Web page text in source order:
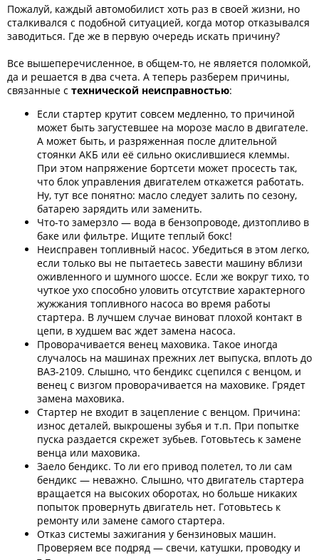
Пожалуй, каждый автомобилист хоть раз в своей жизни, но
сталкивался с подобной ситуацией, когда мотор отказывался
заводиться. Где же в первую очередь искать причину?
Все вышеперечисленное, в общем-то, не является поломкой,
да и решается в два счета. А теперь разберем причины,
связанные с технической неисправностью:
Если стартер крутит совсем медленно, то причиной
может быть загустевшее на морозе масло в двигателе.
А может быть, и разряженная после длительной
стоянки АКБ или её сильно окислившиеся клеммы.
При этом напряжение бортсети может просесть так,
что блок управления двигателем откажется работать.
Ну, тут все понятно: масло следует залить по сезону,
батарею зарядить или заменить.
Что-то замерзло — вода в бензопроводе, дизтопливо в
баке или фильтре. Ищите теплый бокс!
Неисправен топливный насос. Убедиться в этом легко,
если только вы не пытаетесь завести машину вблизи
оживленного и шумного шоссе. Если же вокруг тихо, то
чуткое ухо способно уловить отсутствие характерного
жужжания топливного насоса во время работы
стартера. В лучшем случае виноват плохой контакт в
цепи, в худшем вас ждет замена насоса.
Проворачивается венец маховика. Такое иногда
случалось на машинах прежних лет выпуска, вплоть до
ВАЗ-2109. Слышно, что бендикс сцепился с венцом, и
венец с визгом проворачивается на маховике. Грядет
замена маховика.
Стартер не входит в зацепление с венцом. Причина:
износ деталей, выкрошены зубья и т.п. При попытке
пуска раздается скрежет зубьев. Готовьтесь к замене
венца или маховика.
Заело бендикс. То ли его привод полетел, то ли сам
бендикс — неважно. Слышно, что двигатель стартера
вращается на высоких оборотах, но больше никаких
попыток провернуть двигатель нет. Готовьтесь к
ремонту или замене самого стартера.
Отказ системы зажигания у бензиновых машин.
Проверяем все подряд — свечи, катушки, проводку и